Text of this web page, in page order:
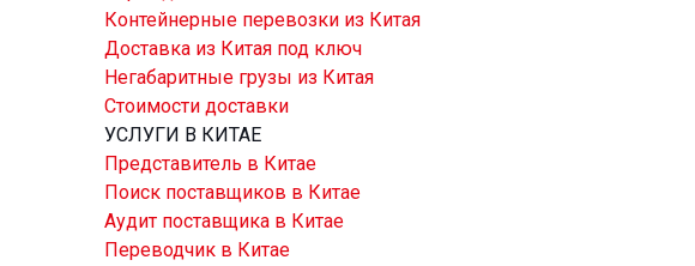
Контейнерные перевозки из Китая
Доставка из Китая под ключ
Негабаритные грузы из Китая
Стоимости доставки
УСЛУГИ В КИТАЕ
Представитель в Китае
Поиск поставщиков в Китае
Аудит поставщика в Китае
Переводчик в Китае